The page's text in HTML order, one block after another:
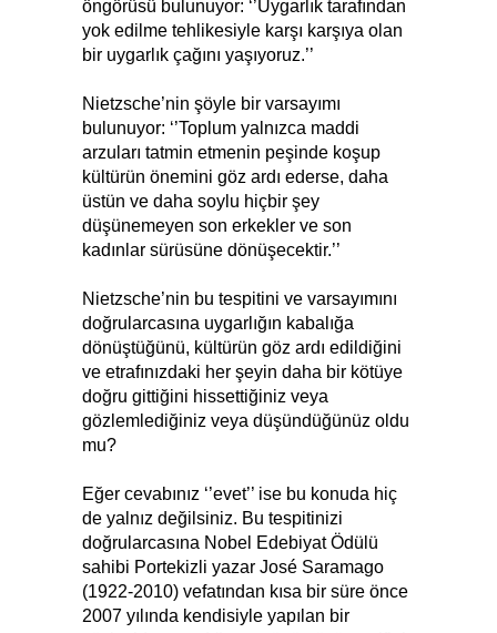
öngörüsü bulunuyor: ‘’Uygarlık tarafından
yok edilme tehlikesiyle karşı karşıya olan
bir uygarlık çağını yaşıyoruz.’’
Nietzsche’nin şöyle bir varsayımı
bulunuyor: ‘’Toplum yalnızca maddi
arzuları tatmin etmenin peşinde koşup
kültürün önemini göz ardı ederse, daha
üstün ve daha soylu hiçbir şey
düşünemeyen son erkekler ve son
kadınlar sürüsüne dönüşecektir.’’
Nietzsche’nin bu tespitini ve varsayımını
doğrularcasına uygarlığın kabalığa
dönüştüğünü, kültürün göz ardı edildiğini
ve etrafınızdaki her şeyin daha bir kötüye
doğru gittiğini hissettiğiniz veya
gözlemlediğiniz veya düşündüğünüz oldu
mu?
Eğer cevabınız ‘’evet’’ ise bu konuda hiç
de yalnız değilsiniz. Bu tespitinizi
doğrularcasına Nobel Edebiyat Ödülü
sahibi Portekizli yazar José Saramago
(1922-2010) vefatından kısa bir süre önce
2007 yılında kendisiyle yapılan bir